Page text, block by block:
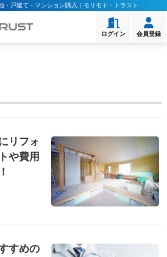
戸建て・マンション購入｜モリモト・トラスト
ログイン 会員登録
リフォ
や費用
すめの